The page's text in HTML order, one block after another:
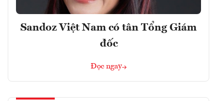
Sandoz Việt Nam có tân Tổng Giám
đốc
Đọc ngay